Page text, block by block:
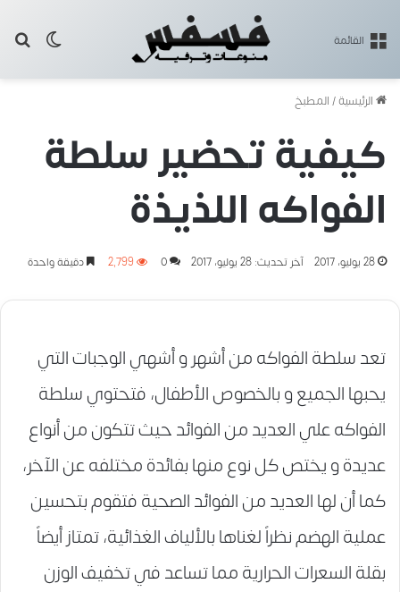
القائمة
الرئيسية/المطبخ
كيفية تحضير سلطة
الفواكه اللذيذة
28 يوليو، 2017 آخر تحديث: 28 يوليو، 2017 0 2٬799 دقيقة واحدة
تعد سلطة الفواكه من أشهر و أشهي الوجبات التي
يحبها الجميع و بالخصوص الأطفال، فتحتوي سلطة
الفواكه علي العديد من الفوائد حيث تتكون من أنواع
عديدة و يختص كل نوع منها بفائدة مختلفه عن الآخر،
كما أن لها العديد من الفوائد الصحية فتقوم بتحسين
عملية الهضم نظراً لغناها بالألياف الغذائية، تمتاز أيضاً
بقلة السعرات الحرارية مما تساعد في تخفيف الوزن